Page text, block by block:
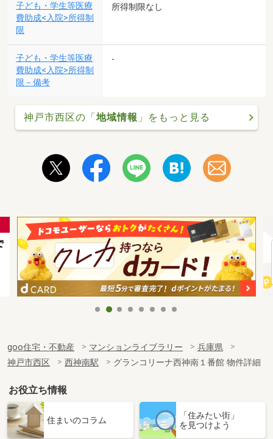
子ども・学生等医療
費助成<入院>所得制
限
所得制限なし
子ども・学生等医療
費助成<入院>所得制
限－備考
-
神戸市西区の「地域情報 」をもっと見る
goo住宅・不動産 マンションライブラリー
兵庫県
神戸市西区
西神南駅 グランコリーナ西神南１番館 物件詳細
お役立ち情報
住まいのコラム
「住みたい街」
を見つけよう